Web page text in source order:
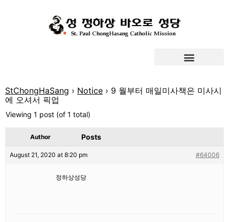
StChongHaSang › Notice › 9 월부터 매일미사책은 미사시
에 오셔서 픽업
Viewing 1 post (of 1 total)
Author Posts
August 21, 2020 at 8:20 pm #64006
정하상성당